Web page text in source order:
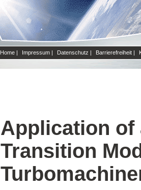
Home | Impressum | Datenschutz | Barrierefreiheit |
Application of
Transition